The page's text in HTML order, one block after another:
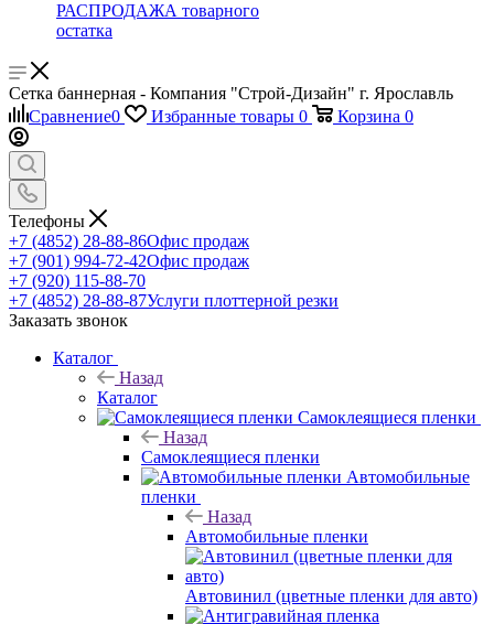
РАСПРОДАЖА товарного
остатка
Сетка баннерная - Компания "Строй-Дизайн" г. Ярославль
Сравнение0 Избранные товары 0 Корзина 0
Телефоны
+7 (4852) 28-88-86Офис продаж
+7 (901) 994-72-42Офис продаж
+7 (920) 115-88-70
+7 (4852) 28-88-87Услуги плоттерной резки
Заказать звонок
Каталог
Назад
Каталог
Самоклеящиеся пленки
Назад
Самоклеящиеся пленки
Автомобильные
пленки
Назад
Автомобильные пленки
Автовинил (цветные пленки для авто)